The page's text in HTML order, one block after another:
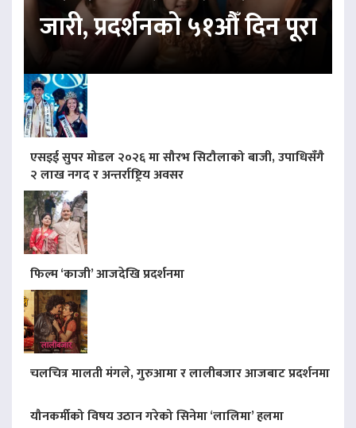
जारी, प्रदर्शनको ५१औँ दिन पूरा
एसइई सुपर मोडल २०२६ मा सौरभ सिटौलाको बाजी, उपाधिसँगै
२ लाख नगद र अन्तर्राष्ट्रिय अवसर
फिल्म ‘काजी’ आजदेखि प्रदर्शनमा
चलचित्र मालती मंगले, गुरुआमा र लालीबजार आजबाट प्रदर्शनमा
यौनकर्मीको विषय उठान गरेको सिनेमा ‘लालिमा’ हलमा